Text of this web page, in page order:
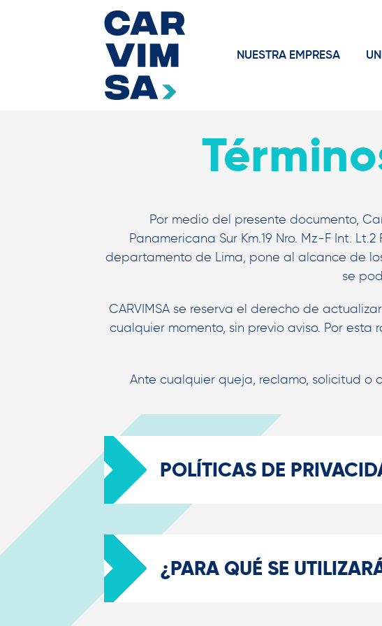
NUESTRA EMPRESA
Por medio del presente documento,
Panamericana Sur Km.19 Nro. Mz-F Int.
departamento de Lima, pone al alcance de
se
CARVIMSA se reserva el derecho de
cualquier momento, sin previo aviso. Por
Ante cualquier queja, reclamo, solicitud o
POLÍTICAS DE
¿PARA QUÉ SE